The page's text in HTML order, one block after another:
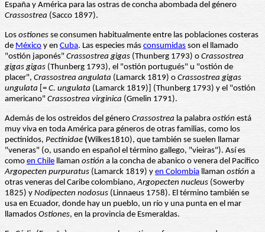
España y América para las ostras de concha abombada del género
Crassostrea (Sacco 1897).
Los ostiones se consumen habitualmente entre las poblaciones costeras
de México y en Cuba. Las especies más consumidas son el llamado
"ostión japonés" Crassostrea gigas (Thunberg 1793) o Crassostrea
gigas gigas (Thunberg 1793), el "ostión portugués" u "ostión de
placer", Crassostrea angulata (Lamarck 1819) o Crassostrea gigas
ungulata [= C. ungulata (Lamarck 1819)] (Thunberg 1793) y el "ostión
americano" Crassostrea virginica (Gmelin 1791).
Además de los ostreidos del género Crassostrea la palabra ostión está
muy viva en toda América para géneros de otras familias, como los
pectínidos, Pectinidae (Wilkes1810), que también se suelen llamar
"veneras" (o, usando en español el término gallego, "vieiras"). Así es
como en Chile llaman ostión a la concha de abanico o venera del Pacífico
Argopecten purpuratus (Lamarck 1819) y en Colombia llaman ostión a
otras veneras del Caribe colombiano,Argopecten nucleus (Sowerby
1825) y Nodipecten nodosus (Linnaeus 1758). El término también se
usa en Ecuador, donde hay un pueblo, un río y una punta en el mar
llamados Ostiones, en la provincia de Esmeraldas.